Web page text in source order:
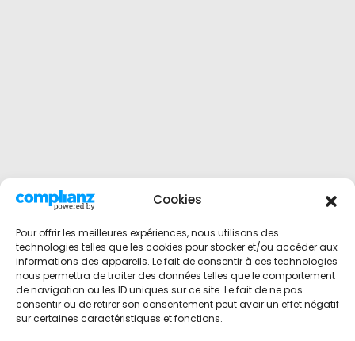
Cookies
Pour offrir les meilleures expériences, nous utilisons des
technologies telles que les cookies pour stocker et/ou accéder aux
informations des appareils. Le fait de consentir à ces technologies
nous permettra de traiter des données telles que le comportement
de navigation ou les ID uniques sur ce site. Le fait de ne pas
consentir ou de retirer son consentement peut avoir un effet négatif
sur certaines caractéristiques et fonctions.